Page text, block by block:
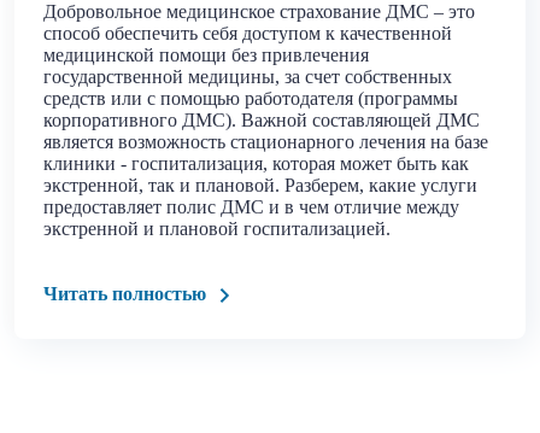
Добровольное медицинское страхование ДМС – это
способ обеспечить себя доступом к качественной
медицинской помощи без привлечения
государственной медицины, за счет собственных
средств или с помощью работодателя (программы
корпоративного ДМС). Важной составляющей ДМС
является возможность стационарного лечения на базе
клиники - госпитализация, которая может быть как
экстренной, так и плановой. Разберем, какие услуги
предоставляет полис ДМС и в чем отличие между
экстренной и плановой госпитализацией.
Читать полностью